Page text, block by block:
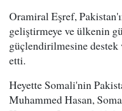
Oramiral Eşref,
geliştirmeye ve ülkenin
güçlendirilmesine destek
etti.
Heyette Somali'nin
Muhammed Hasan,